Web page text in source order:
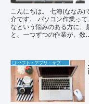
こんにちは。 七海(ななみ)
介です。 パソコン作業っ
なという悩みのある方に
と、一つずつの作業が、数
❏ ソフト・アプリ・サブスク